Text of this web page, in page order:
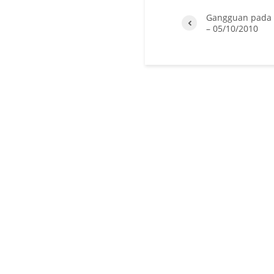
Gangguan
– 05/10/2010